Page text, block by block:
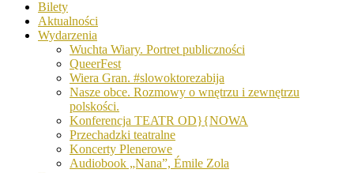
Polski
Poznaniu
Bilety
Aktualności
Wydarzenia
Wuchta Wiary. Portret publiczności
QueerFest
Wiera Gran. #slowoktorezabija
Nasze obce. Rozmowy o wnętrzu i zewnętrzu
polskości.
Konferencja TEATR OD}{NOWA
Przechadzki teatralne
Koncerty Plenerowe
Audiobook „Nana”, Émile Zola